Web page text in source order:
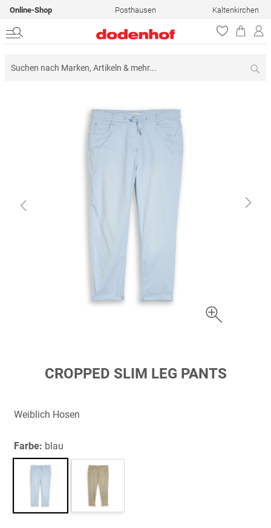
Online-Shop Posthausen Kaltenkirchen
springen
CROPPED SLIM LEG PANTS
Weiblich Hosen
Farbe: blau